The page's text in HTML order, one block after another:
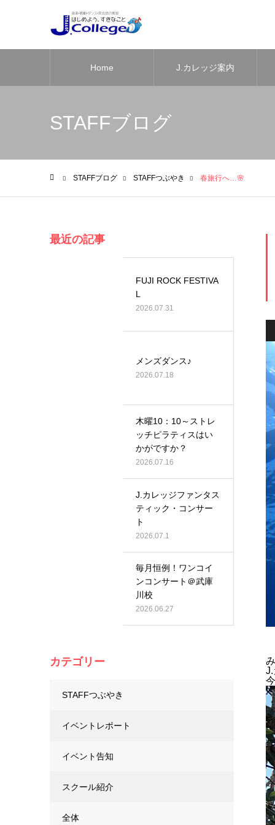
Home J.カレッジ案内
STAFFブログ
STAFFブログ STAFFつぶやき 春旅行へ…🌸
最近の記事
FUJI ROCK FESTIVA
L
2026.07.31
メンズダンス♪
2026.07.18
木曜10：10～ストレ
ッチピラティスはい
かがですか？
2026.07.16
J.カレッジファンタス
ティック・コンサー
ト
2026.07.1
毎月恒例！ワンコイ
ンコンサート＠武庫
川校
2026.06.27
カテゴリー
STAFFつぶやき
イベントレポート
イベント告知
スクール紹介
全体